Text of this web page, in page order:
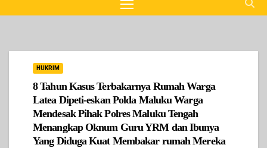
HUKRIM
8 Tahun Kasus Terbakarnya Rumah Warga
Latea Dipeti-eskan Polda Maluku Warga
Mendesak Pihak Polres Maluku Tengah
Menangkap Oknum Guru YRM dan Ibunya
Yang Diduga Kuat Membakar rumah Mereka